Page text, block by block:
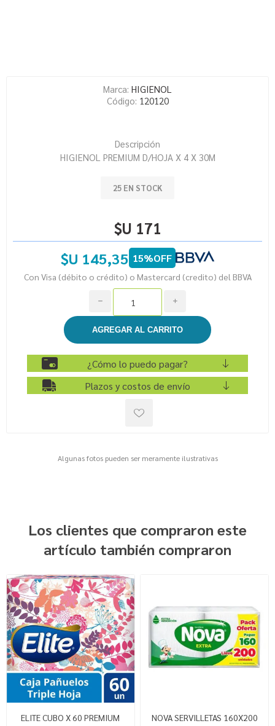
Marca: HIGIENOL
Código: 120120
Descripción
HIGIENOL PREMIUM D/HOJA X 4 X 30M
25 EN STOCK
$U 171
$U 145,35 15%OFF
Con Visa (débito o crédito) o Mastercard (credito) del BBVA
i
h
¿Cómo lo puedo pagar?
Plazos y costos de envío
Algunas fotos pueden ser meramente ilustrativas
Los clientes que compraron este
artículo también compraron
ELITE CUBO X 60 PREMIUM NOVA SERVILLETAS 160X200